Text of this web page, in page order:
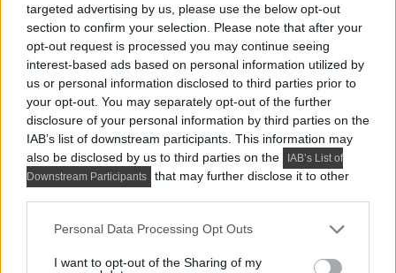
targeted advertising by us, please use the below opt-out
section to confirm your selection. Please note that after your
opt-out request is processed you may continue seeing
interest-based ads based on personal information utilized by
us or personal information disclosed to third parties prior to
your opt-out. You may separately opt-out of the further
disclosure of your personal information by third parties on the
IAB’s list of downstream participants. This information may
also be disclosed by us to third parties on the
IAB’s List of
Downstream Participants
that may further disclose it to other
Please note that this website/app uses one or more Google
not limited to your visit or usage behaviour. You may click to
Personal Data Processing Opt Outs
I want to opt-out of the Sharing of my
stílusos megjelenést biztosítanak. A falikarok arany
fémrészei visszaköszönnek a lakás többi részén is, így
egységet teremtenek az enteriőrben.